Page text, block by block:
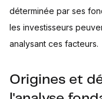
déterminée par ses
les investisseurs
analysant ces facteurs.
Origines et